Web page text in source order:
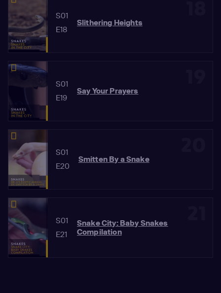
S01
E18
Slithering Heights
S01
E19
Say Your Prayers
S01
E20
Smitten By a Snake
S01
E21
Snake City: Baby Snakes
Compilation